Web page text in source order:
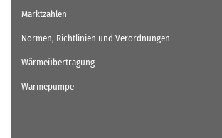
Marktzahlen
Normen, Richtlinien und Verordnungen
Wärmeübertragung
Wärmepumpe